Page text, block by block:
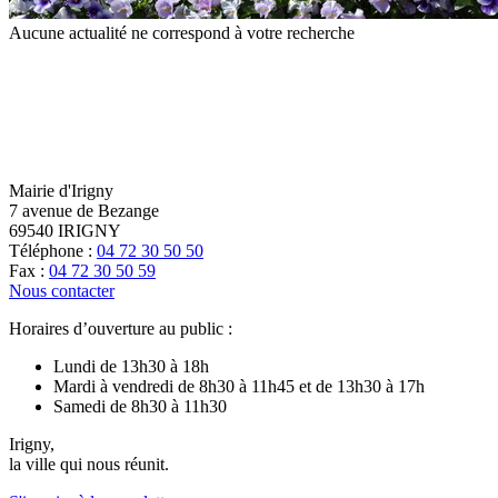
Aucune actualité ne correspond à votre recherche
Mairie d'Irigny
7 avenue de Bezange
69540 IRIGNY
Téléphone : 04 72 30 50 50
Fax : 04 72 30 50 59
Nous contacter
Horaires d’ouverture au public :
Lundi de 13h30 à 18h
Mardi à vendredi de 8h30 à 11h45 et de 13h30 à 17h
Samedi de 8h30 à 11h30
Irigny,
la ville qui nous réunit.